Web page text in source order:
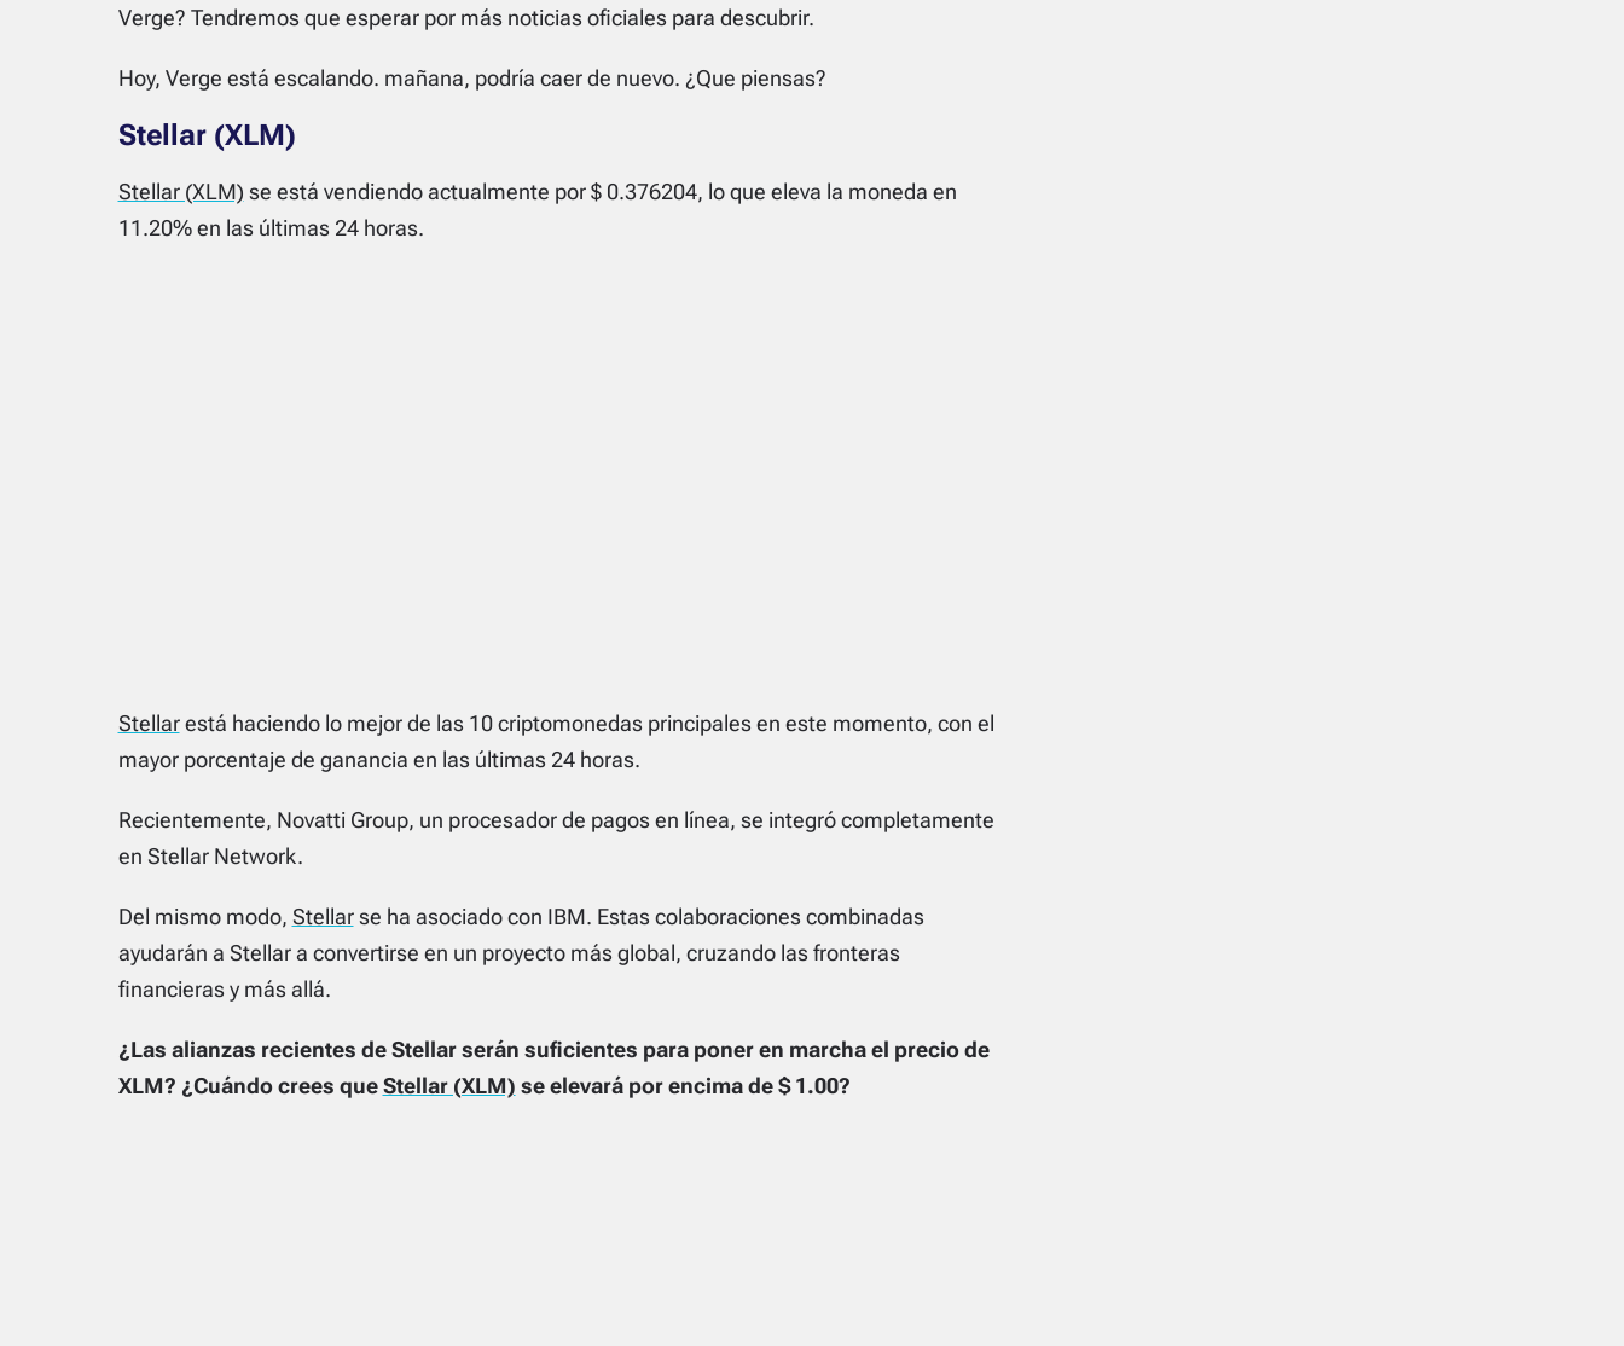
Verge? Tendremos que esperar por más noticias oficiales para descubrir.
Hoy, Verge está escalando. mañana, podría caer de nuevo. ¿Que piensas?
Stellar (XLM)
Stellar (XLM) se está vendiendo actualmente por $ 0.376204, lo que eleva la moneda en
11.20% en las últimas 24 horas.
Stellarestá haciendo lo mejor de las 10 criptomonedas principales en este momento, con el
mayor porcentaje de ganancia en las últimas 24 horas.
Recientemente, Novatti Group, un procesador de pagos en línea, se integró completamente
en Stellar Network.
Del mismo modo, Stellarse ha asociado con IBM. Estas colaboraciones combinadas
ayudarán a Stellar a convertirse en un proyecto más global, cruzando las fronteras
financieras y más allá.
¿Las alianzas recientes de Stellar serán suficientes para poner en marcha el precio de
XLM? ¿Cuándo crees queStellar (XLM) se elevará por encima de $ 1.00?